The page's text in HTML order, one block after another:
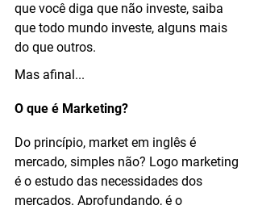
que você diga que não investe, saiba
que todo mundo investe, alguns mais
do que outros.
Mas afinal...
O que é Marketing?
Do princípio, market em inglês é
mercado, simples não? Logo marketing
é o estudo das necessidades dos
mercados. Aprofundando, é o